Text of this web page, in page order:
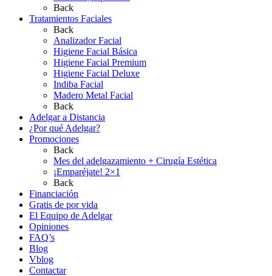
Back
Tratamientos Faciales
Back
Analizador Facial
Higiene Facial Básica
Higiene Facial Premium
Higiene Facial Deluxe
Indiba Facial
Madero Metal Facial
Back
Adelgar a Distancia
¿Por qué Adelgar?
Promociones
Back
Mes del adelgazamiento + Cirugía Estética
¡Emparéjate! 2×1
Back
Financiación
Gratis de por vida
El Equipo de Adelgar
Opiniones
FAQ’s
Blog
Vblog
Contactar